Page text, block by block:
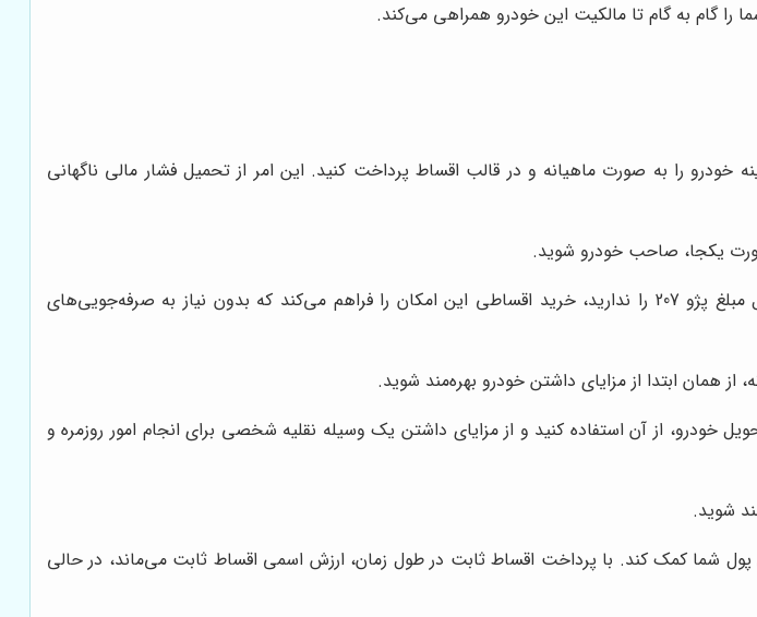
را گام به گام تا مالکیت این خودرو همراهی می‌کند.
را به صورت ماهیانه و در قالب اقساط پرداخت کنید. این امر از تحمیل فشار مالی ناگهانی
صورت یکجا، صاحب خودرو شوید.
اگر امکان پرداخت نقدی کل مبلغ پژو 207 را ندارید، خرید اقساطی این امکان را فراهم می‌کند که بدون نیاز به صرفه‌جویی‌های
همان ابتدا از مزایای داشتن خودرو بهره‌مند شوید.
خودرو، از آن استفاده کنید و از مزایای داشتن یک وسیله نقلیه شخصی برای انجام امور روزمره و
شوید.
شما کمک کند. با پرداخت اقساط ثابت در طول زمان، ارزش اسمی اقساط ثابت می‌ماند، در حالی